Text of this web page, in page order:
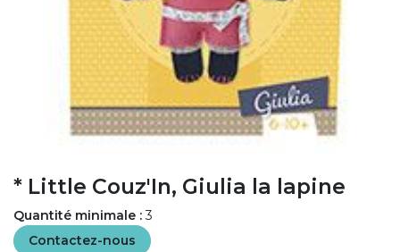
* Little Couz'In, Giulia la lapine
Quantité minimale : 3
Contactez-nous